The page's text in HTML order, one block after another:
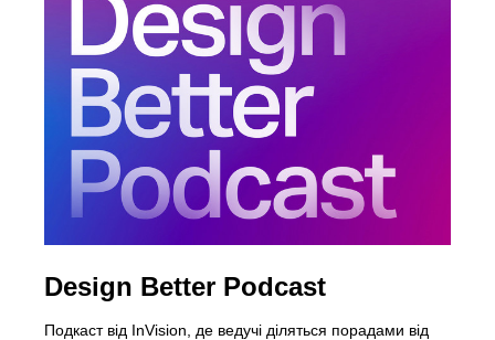
Design Better Podcast
Подкаст від InVision, де ведучі діляться порадами від